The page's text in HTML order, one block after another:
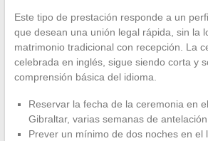
Este tipo de prestación responde a un
que desean una unión legal rápida, sin la
matrimonio tradicional con recepción. La
celebrada en inglés, sigue siendo corta y
comprensión básica del idioma.
Reservar la fecha de la ceremonia en
Gibraltar, varias semanas de
Prever un mínimo de dos noches en el